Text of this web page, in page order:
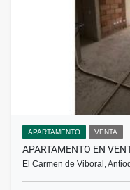
APARTAMENTO VENTA
APARTAMENTO EN
El Carmen de Viboral,